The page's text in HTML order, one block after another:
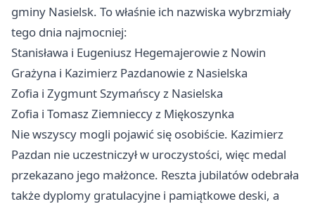
gminy Nasielsk. To właśnie ich nazwiska wybrzmiały
tego dnia najmocniej:
Stanisława i Eugeniusz Hegemajerowie z Nowin
Grażyna i Kazimierz Pazdanowie z Nasielska
Zofia i Zygmunt Szymańscy z Nasielska
Zofia i Tomasz Ziemnieccy z Miękoszynka
Nie wszyscy mogli pojawić się osobiście. Kazimierz
Pazdan nie uczestniczył w uroczystości, więc medal
przekazano jego małżonce. Reszta jubilatów odebrała
także dyplomy gratulacyjne i pamiątkowe deski, a